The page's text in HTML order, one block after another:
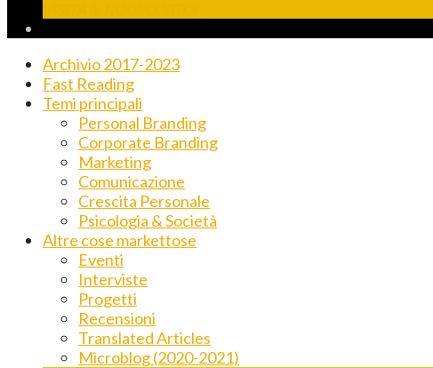
Archivio 2017-2023
Fast Reading
Temi principali
Personal Branding
Corporate Branding
Marketing
Comunicazione
Crescita Personale
Psicologia & Società
Altre cose markettose
Eventi
Interviste
Progetti
Recensioni
Translated Articles
Microblog (2020-2021)